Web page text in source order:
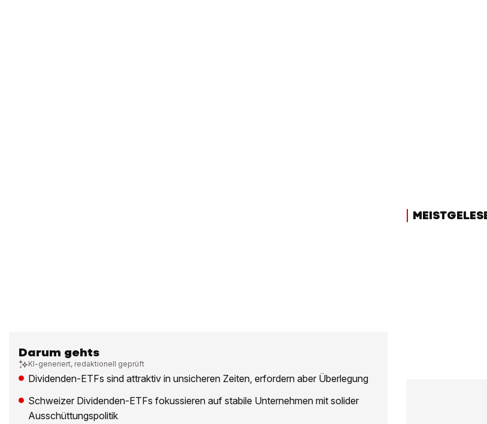
Darum gehts
KI-generiert, redaktionell geprüft
Dividenden-ETFs sind attraktiv in unsicheren Zeiten, erfordern aber Überlegung
Schweizer Dividenden-ETFs fokussieren auf stabile Unternehmen mit solider
Ausschüttungspolitik